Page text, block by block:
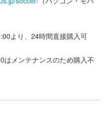
より、24時間直接購入可
はメンテナンスのため購入不